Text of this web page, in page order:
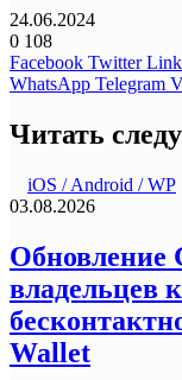
24.06.2024
0 108
Facebook Twitter
WhatsApp Telegram
Читать
iOS / Android / WP
03.08.2026
Обновление
владельцев
Wallet